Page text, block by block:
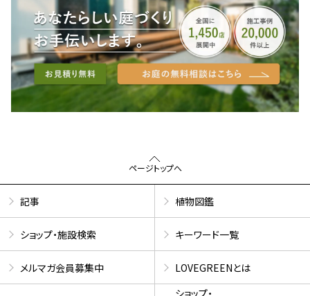
ページトップへ
記事 植物図鑑
ショップ・施設検索 キーワード一覧
メルマガ会員募集中 LOVEGREENとは